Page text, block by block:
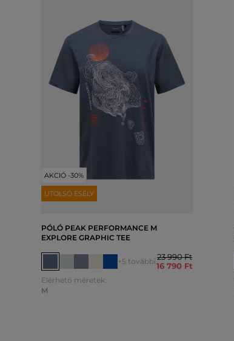
AKCIÓ -30%
UTOLSÓ ESÉLY
PÓLÓ PEAK PERFORMANCE M
EXPLORE GRAPHIC TEE
+5 további 23 990 Ft
16 790 Ft
Elérhető méretek:
M